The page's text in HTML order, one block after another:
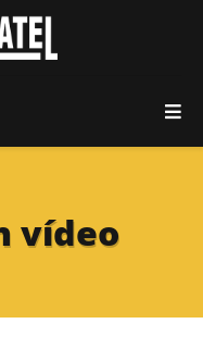
vídeo